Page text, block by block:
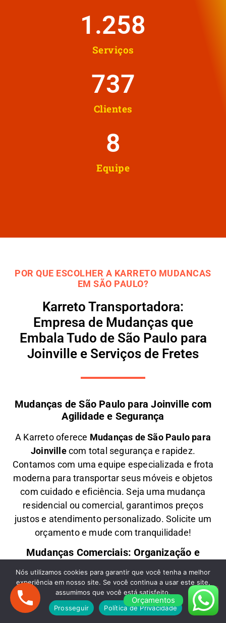
Serviços
1.258
Clientes
737
Equipe
8
POR QUE ESCOLHER A KARRETO MUDANCAS
EM SÃO PAULO?
Karreto Transportadora:
Empresa de Mudanças que
Embala Tudo de São Paulo para
Joinville e Serviços de Fretes
Mudanças de São Paulo para Joinville com
Agilidade e Segurança
A Karretooferece Mudanças de São Paulo para
Joinvillecom total segurança e rapidez.
Contamos com uma equipe especializada e frota
moderna para transportar seus móveis e objetos
comcuidado e eficiência. Seja uma mudança
residencial ou comercial , garantimos preços
justos e atendimento personalizado. Solicite um
orçamento e mude com tranquilidade!
Mudanças Comerciais: Organização e
Precisa de umaMudança Comercialde São
Paulo para Joinville ? AKarretocuida de toda a
logística paraescritórios, lojas e empresas,
Orçamentos
Nós utilizamos cookies para garantir que você tenha a melhor
experiência em nosso site. Se você continua a usar este site,
assumimos que você está satisfeito.
Prosseguir
Política de Privacidade